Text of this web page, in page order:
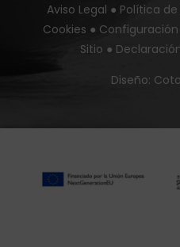
Aviso Legal ● Política
Cookies ●
Sitio ●
Diseño: